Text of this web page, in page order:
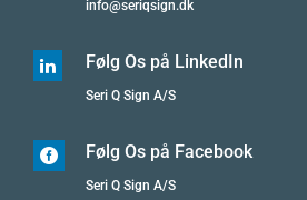
info@seriqsign.dk
 Følg Os på LinkedIn
Seri Q Sign A/S
 Følg Os på Facebook
Seri Q Sign A/S